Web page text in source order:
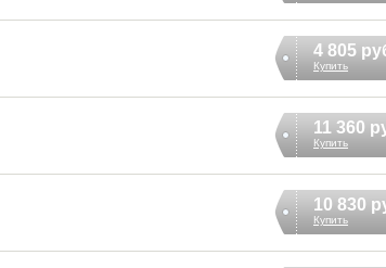
4 805
Купить
11 360
Купить
10 830
Купить